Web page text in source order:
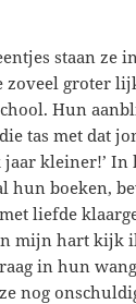
staan ze
zoveel groter
Hun
tas met dat
jaar kleiner!’
hun boeken,
liefde
mijn hart kijk
in hun
nog